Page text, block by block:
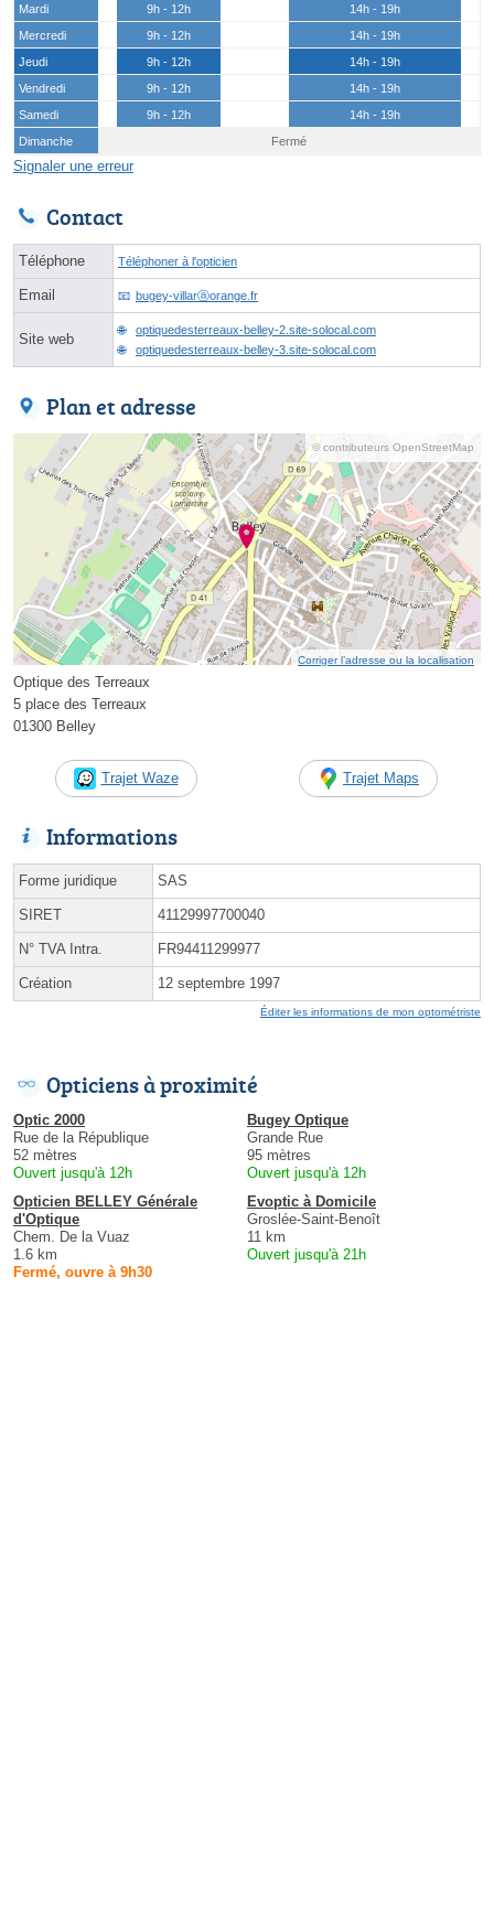
Mardi
9h - 12h
14h - 19h
Mercredi
9h - 12h
14h - 19h
Jeudi
9h - 12h
14h - 19h
Vendredi
9h - 12h
14h - 19h
Samedi
9h - 12h
14h - 19h
Dimanche
Fermé
Signaler une erreur
Contact
Téléphone Téléphoner à l'opticien
Email bugey-villarⓐorange.fr
Site web
optiquedesterreaux-belley-2.site-solocal.com
optiquedesterreaux-belley-3.site-solocal.com
Plan et adresse
© contributeurs OpenStreetMap
Corriger l’adresse ou la localisation
Optique des Terreaux
5 place des Terreaux
01300 Belley
Trajet Waze Trajet Maps
Informations
Forme juridique SAS
SIRET 41129997700040
N° TVA Intra. FR94411299977
Création 12 septembre 1997
Éditer les informations de mon optométriste
Opticiens à proximité
Optic 2000
Rue de la République
52 mètres
Ouvert jusqu'à 12h
Bugey Optique
Grande Rue
95 mètres
Ouvert jusqu'à 12h
Opticien BELLEY Générale
d'Optique
Chem. De la Vuaz
1.6 km
Fermé, ouvre à 9h30
Evoptic à Domicile
Groslée-Saint-Benoît
11 km
Ouvert jusqu'à 21h